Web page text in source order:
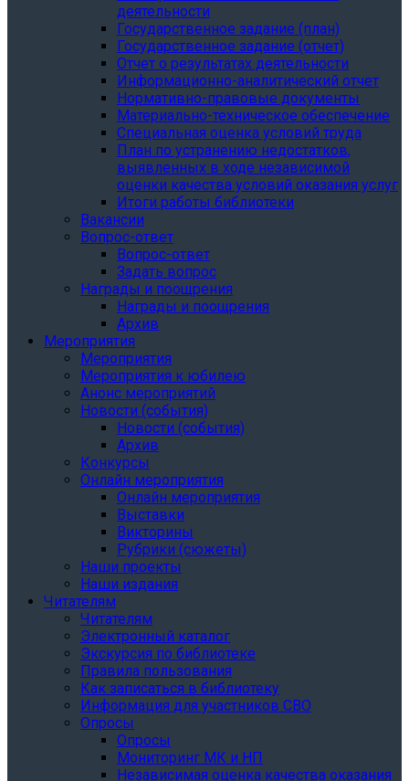
деятельности
Государственное задание (план)
Государственное задание (отчет)
Отчет о результатах деятельности
Информационно-аналитический отчет
Нормативно-правовые документы
Материально-техническое обеспечение
Специальная оценка условий труда
План по устранению недостатков,
выявленных в ходе независимой
оценки качества условий оказания услуг
Итоги работы библиотеки
Вакансии
Вопрос-ответ
Вопрос-ответ
Задать вопрос
Награды и поощрения
Награды и поощрения
Архив
Мероприятия
Мероприятия
Мероприятия к юбилею
Анонс мероприятий
Новости (события)
Новости (события)
Архив
Конкурсы
Онлайн мероприятия
Онлайн мероприятия
Выставки
Викторины
Рубрики (сюжеты)
Наши проекты
Наши издания
Читателям
Читателям
Электронный каталог
Экскурсия по библиотеке
Правила пользования
Как записаться в библиотеку
Информация для участников СВО
Опросы
Опросы
Мониторинг МК и НП
Независимая оценка качества оказания